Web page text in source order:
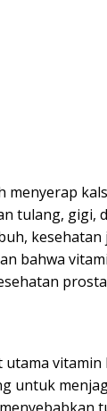
tulang, gigi,
bahwa
untuk